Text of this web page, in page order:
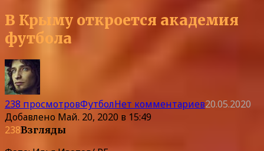
В Крыму откроется академия
футбола
238 просмотровФутболНет комментариев20.05.2020
Добавлено Май. 20, 2020 в 15:49
238Взгляды